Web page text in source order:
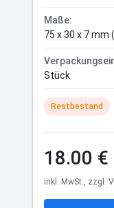
Maße:
75 x 30 x 7 mm
Stück
Restbestand
18.00 €
inkl. MwSt., zzgl.